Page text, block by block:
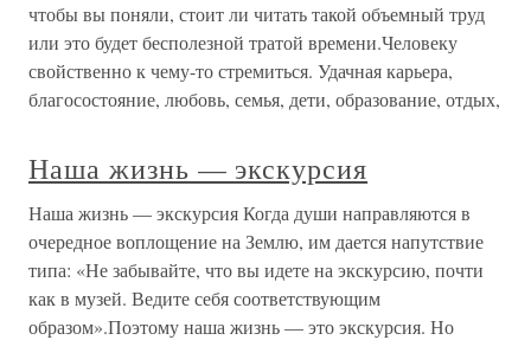
чтобы вы поняли, стоит ли читать такой объемный труд
или это будет бесполезной тратой времени.Человеку
свойственно к чему-то стремиться. Удачная карьера,
благосостояние, любовь, семья, дети, образование, отдых,
Наша жизнь — экскурсия
Наша жизнь — экскурсия Когда души направляются в
очередное воплощение на Землю, им дается напутствие
типа: «Не забывайте, что вы идете на экскурсию, почти
как в музей. Ведите себя соответствующим
образом».Поэтому наша жизнь — это экскурсия. Но